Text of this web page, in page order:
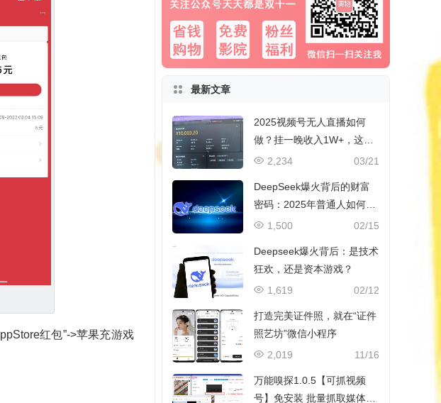
红包”->苹果充游戏
最新文章
2025视频号无人直播如何
做？挂一晚收入1W+，这份
教程，小白可做~
03/21
2,234
DeepSeek爆火背后的财富
密码：2025年普通人如何抓
住AI创业风口？
02/15
1,500
Deepseek爆火背后：是技术
狂欢，还是资本游戏？
02/12
1,619
打造完美证件照，就在“证件
照艺坊”微信小程序
11/16
2,019
万能嗅探1.0.5【可抓视频
号】免安装 批量抓取媒体文